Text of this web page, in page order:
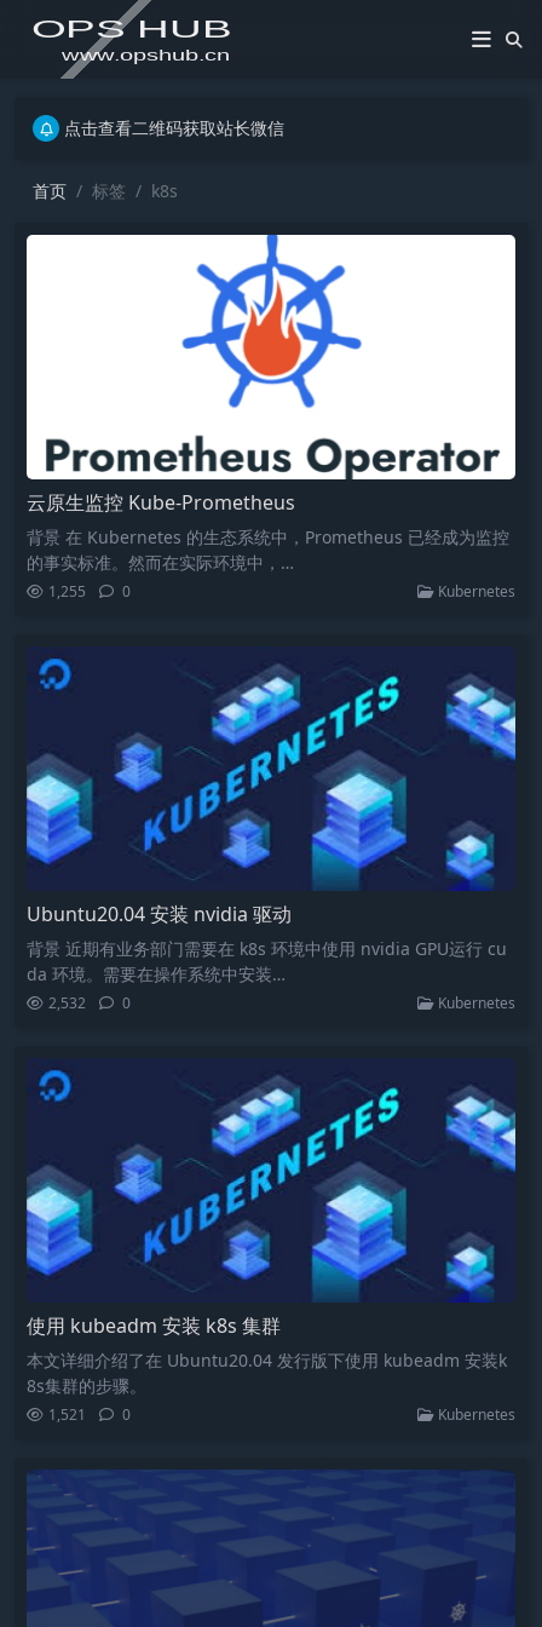
点击查看二维码获取站长微信
首页
标签 k8s
云原生监控 Kube-Prometheus
背景 在 Kubernetes 的生态系统中，Prometheus 已经成为监控
的事实标准。然而在实际环境中，…
1,255 0 Kubernetes
Ubuntu20.04 安装 nvidia 驱动
背景 近期有业务部门需要在 k8s 环境中使用 nvidia GPU运行 cu
da 环境。需要在操作系统中安装…
2,532 0 Kubernetes
使用 kubeadm 安装 k8s 集群
本文详细介绍了在 Ubuntu20.04 发行版下使用 kubeadm 安装k
8s集群的步骤。
1,521 0 Kubernetes